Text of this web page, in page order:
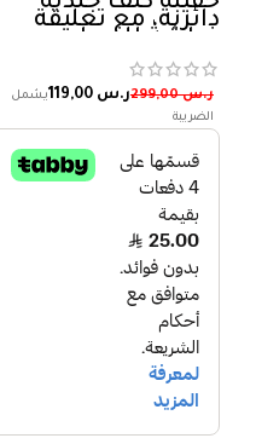
دائرية، مع تعليقة
فراشة للنساء
ر.س299,00 ر.س